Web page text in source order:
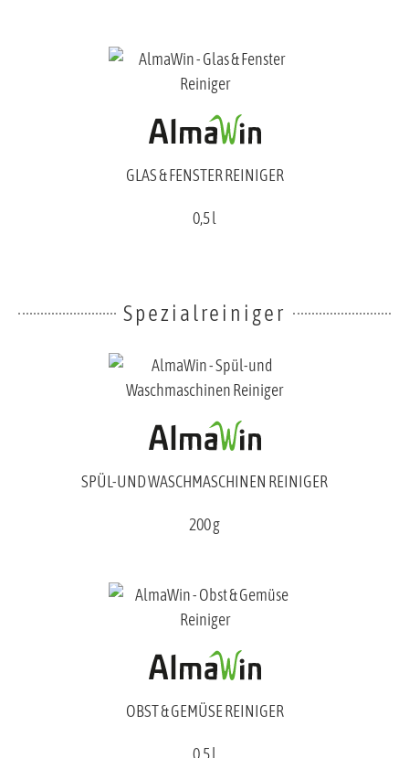
GLAS & FENSTER REINIGER
0,5 l
Spezialreiniger
SPÜL-UND WASCHMASCHINEN REINIGER
200 g
OBST & GEMÜSE REINIGER
0,5 l